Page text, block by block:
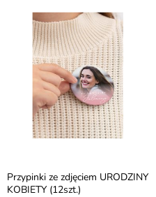
Przypinki ze zdjęciem URODZINY
KOBIETY (12szt.)